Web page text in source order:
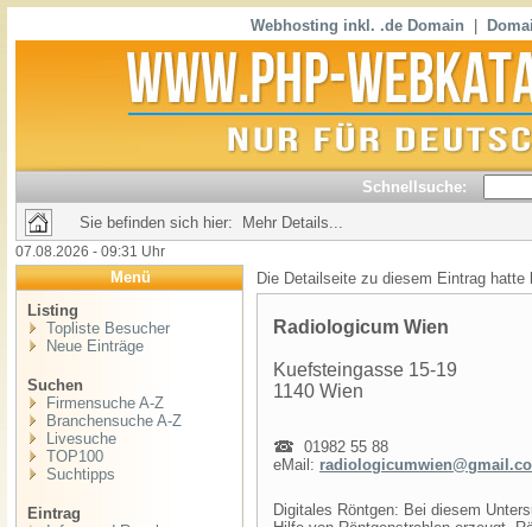
Webhosting inkl. .de Domain
Schnellsuche:
Sie befinden sich hier: Mehr Details...
07.08.2026 - 09:31 Uhr
Menü
Listing
Topliste Besucher
Neue Einträge
Suchen
Firmensuche A-Z
Branchensuche A-Z
Livesuche
TOP100
Suchtipps
Eintrag
Die Detailseite zu diesem Eintrag
Radiologicum Wien
Kuefsteingasse 15-19
1140 Wien
01982 55 88
eMail:
Digitales Röntgen: Bei diesem